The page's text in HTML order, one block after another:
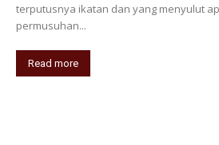
terputusnya ikatan dan yang menyulut
permusuhan...
Read more